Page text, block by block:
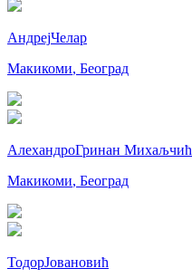
АндрејЧелар
Макикоми, Београд
АлехандроГринан Михаљчић
Макикоми, Београд
ТодорЈовановић